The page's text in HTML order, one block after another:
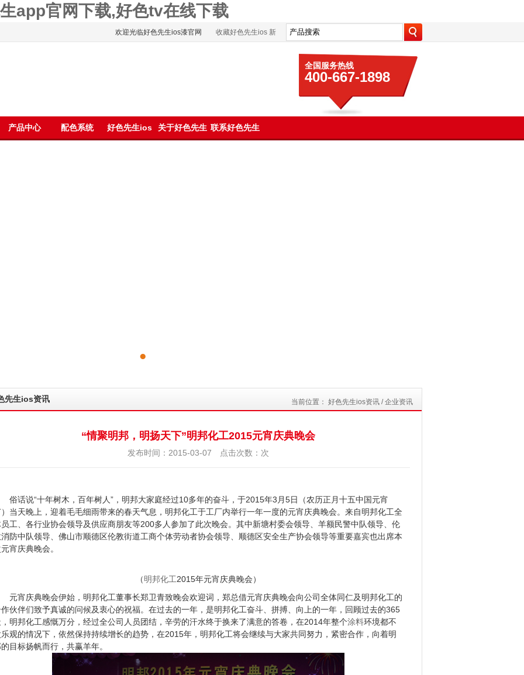
app官网下载,好色tv在线下载
欢迎光临好色先生ios漆官网 收藏好色先生ios 新
全国服务热线
400-667-1898
产品中心 配色系统 好色先生ios 关于好色先生 联系好色先生
先生ios资讯 当前位置： 好色先生ios资讯/企业资讯
“情聚明邦，明扬天下”明邦化工2015元宵庆典晚会
发布时间：2015-03-07 点击次数： 次
说“十年树木，百年树人”，明邦大家庭经过10多年的奋斗，于2015年3月5日（农历正月十五中国元宵
当天晚上，迎着毛毛细雨带来的春天气息，明邦化工于工厂内举行一年一度的元宵庆典晚会。来自明邦化工全
工、各行业协会领导及供应商朋友等200多人参加了此次晚会。其中新塘村委会领导、羊额民警中队领导、伦
防中队领导、佛山市顺德区伦教街道工商个体劳动者协会领导、顺德区安全生产协会领导等重要嘉宾也出席本
宵庆典晚会。
（明邦化工2015年元宵庆典晚会）
庆典晚会伊始，明邦化工董事长郑卫青致晚会欢迎词，郑总借元宵庆典晚会向公司全体同仁及明邦化工的
伙伴们致予真诚的问候及衷心的祝福。在过去的一年，是明邦化工奋斗、拼搏、向上的一年，回顾过去的365
，明邦化工感慨万分，经过全公司人员团结，辛劳的汗水终于换来了满意的答卷，在2014年整个涂料环境都不
观的情况下，依然保持持续增长的趋势，在2015年，明邦化工将会继续与大家共同努力，紧密合作，向着明
目标扬帆而行，共赢羊年。